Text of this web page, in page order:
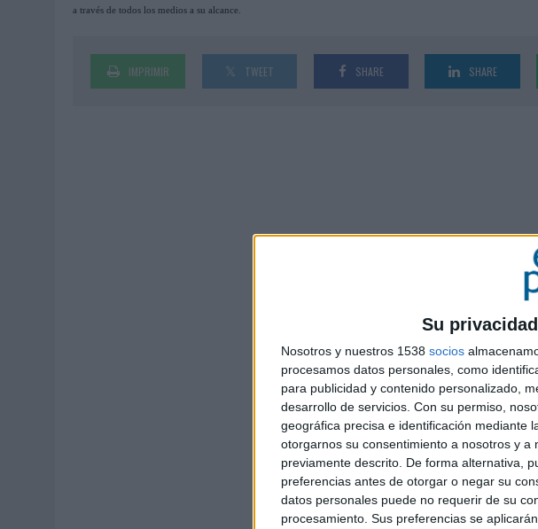
Su
Nosotros y nuestros 1538 socios
procesamos datos personales, como
para publicidad y contenido personalizado,
desarrollo de servicios. Con su permiso,
geográfica precisa e identificación mediante
otorgarnos su consentimiento a nosotros y
previamente descrito. De forma alternativa,
preferencias antes de otorgar o negar su
datos personales puede no requerir de su
procesamiento. Sus preferencias se
03/08/2026
| MOVISTAR APELA A LA ILUSIÓN DE LAS AFICIONES PARA EL REGRESO DEL FÚTBOL
a través de todos los medios a su alcance.
IMPRIMIR TWEET SHARE SHARE